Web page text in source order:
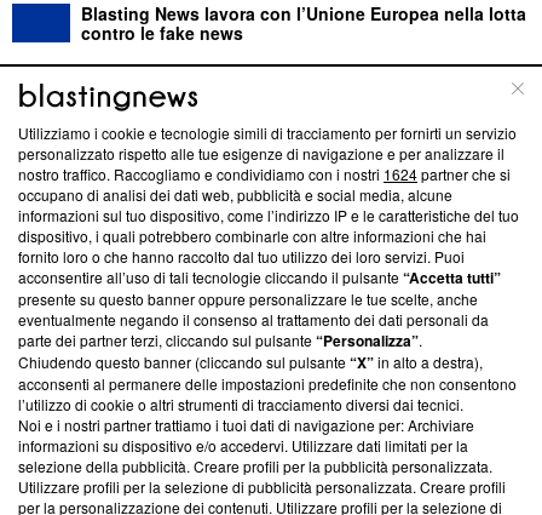
Blasting News lavora con l’Unione Europea nella lotta
contro le fake news
ABOUT LINEA EDITORIALE
Questa sezione offre informazioni trasparenti su Blasting
News, sui nostri processi editoriali e su come ci impegniamo a
creare news di qualità. Inoltre, afferma la nostra aderenza a
‘Trust Project - News with Integrity’Blasting News non è
ancora membro del programma, ma ha richiesto di farne
parte; Trust Project non ha ancora effettuato una verifica di
conformità agli standard.
Su di noi
Team editoriale
Corporate
Redazione
Utilizziamo i cookie e tecnologie simili di tracciamento per fornirti un servizio
personalizzato rispetto alle tue esigenze di navigazione e per analizzare il
nostro traffico. Raccogliamo e condividiamo con i nostri 1624partner che si
occupano di analisi dei dati web, pubblicità e social media, alcune
informazioni sul tuo dispositivo, come l’indirizzo IP e le caratteristiche del tuo
dispositivo, i quali potrebbero combinarle con altre informazioni che hai
fornito loro o che hanno raccolto dal tuo utilizzo dei loro servizi. Puoi
acconsentire all’uso di tali tecnologie cliccando il pulsante“Accetta tutti”
presente su questo banner oppure personalizzare le tue scelte, anche
eventualmente negando il consenso al trattamento dei dati personali da
parte dei partner terzi, cliccando sul pulsante“Personalizza”.
Chiudendo questo banner (cliccando sul pulsante“X”in alto a destra),
acconsenti al permanere delle impostazioni predefinite che non consentono
l’utilizzo di cookie o altri strumenti di tracciamento diversi dai tecnici.
Noi e i nostri partner trattiamo i tuoi dati di navigazione per: Archiviare
informazioni su dispositivo e/o accedervi. Utilizzare dati limitati per la
selezione della pubblicità. Creare profili per la pubblicità personalizzata.
Utilizzare profili per la selezione di pubblicità personalizzata. Creare profili
per la personalizzazione dei contenuti. Utilizzare profili per la selezione di